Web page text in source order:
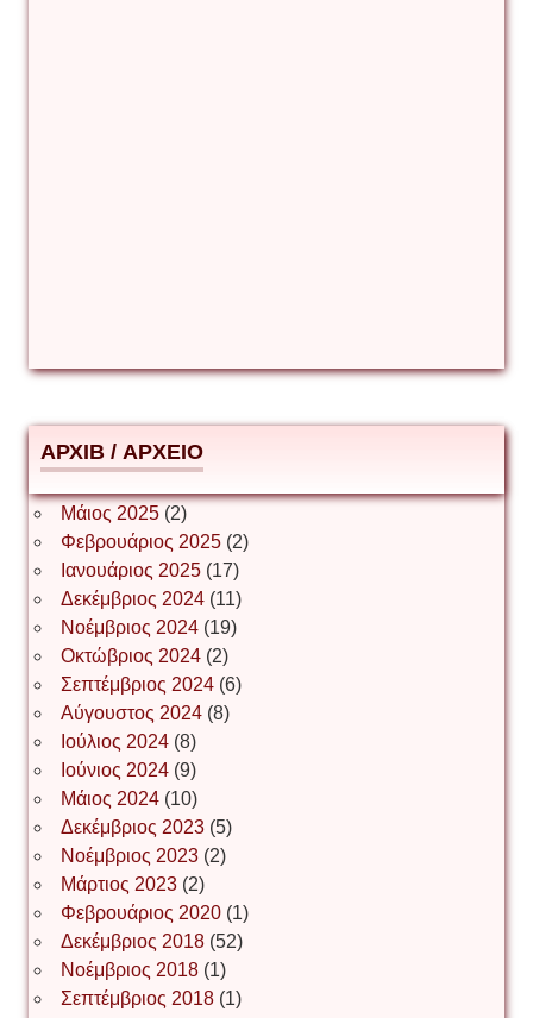
Δημήτριος Ζακοντινός
ΕΥΑΓΓΕΛΟΣ ΜΩΚΟΣ
Ιωάννης Σ. Παπαφλωράτος
ΝΙΚΟΣ ΓΑΤΟΣ
Νίκος Λυγερός
Іван Буртик
Іван Наконечний
АРХІВ / ΑΡΧΕΙΟ
Μάιος 2025(2)
Φεβρουάριος 2025(2)
Ιανουάριος 2025(17)
Δεκέμβριος 2024(11)
Νοέμβριος 2024(19)
Οκτώβριος 2024(2)
Σεπτέμβριος 2024(6)
Αύγουστος 2024(8)
Ιούλιος 2024(8)
Ιούνιος 2024(9)
Μάιος 2024(10)
Δεκέμβριος 2023(5)
Νοέμβριος 2023(2)
Μάρτιος 2023(2)
Φεβρουάριος 2020(1)
Δεκέμβριος 2018(52)
Νοέμβριος 2018(1)
Σεπτέμβριος 2018(1)